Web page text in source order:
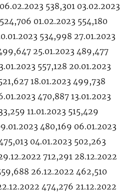
538,301 03.02.2023
01.02.2023 554,180
534,998 27.01.2023
25.01.2023 489,477
557,128 20.01.2023
18.01.2023 499,738
470,887 13.01.2023
11.01.2023 515,429
480,169 06.01.2023
04.01.2023 502,263
712,291 28.12.2022
26.12.2022 462,510
474,276 21.12.2022